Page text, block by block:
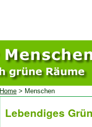
Home > Menschen
Lebendiges